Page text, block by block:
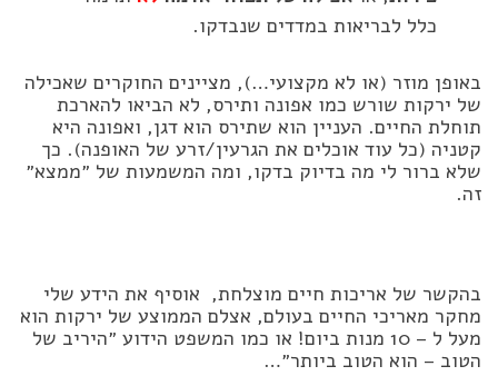
כלל לבריאות במדדים שנבדקו.
באופן מוזר (או לא מקצועי…), מציינים החוקרים שאכילה
של ירקות שורש כמו אפונה ותירס, לא הביאו להארכת
תוחלת החיים. העניין הוא שתירס הוא דגן, ואפונה היא
קטניה (כל עוד אוכלים את הגרעין/זרע של האופנה). כך
שלא ברור לי מה בדיוק בדקו, ומה המשמעות של ״ממצא״
זה.
בהקשר של אריכות חיים מוצלחת, אוסיף את הידע שלי
מחקר מאריכי החיים בעולם, אצלם הממוצע של ירקות הוא
מעל ל – 10 מנות ביום! או כמו המשפט הידוע ״היריב של
הטוב – הוא הטוב ביותר״…